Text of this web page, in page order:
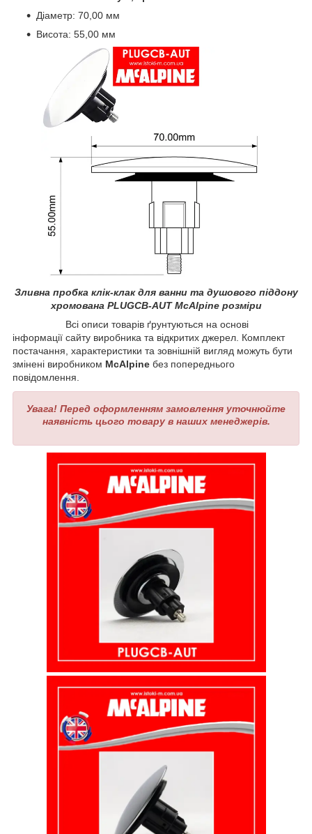
Діаметр: 70,00 мм
Висота: 55,00 мм
Зливна пробка клік-клак для ванни та душового піддону
хромована PLUGCB-AUT McAlpine розміри
Всі описи товарів ґрунтуються на основі
інформації сайту виробника та відкритих джерел. Комплект
постачання, характеристики та зовнішній вигляд можуть бути
змінені виробником McAlpine без попереднього
повідомлення.
Увага! Перед оформленням замовлення уточнюйте
наявність цього товару в наших менеджерів.